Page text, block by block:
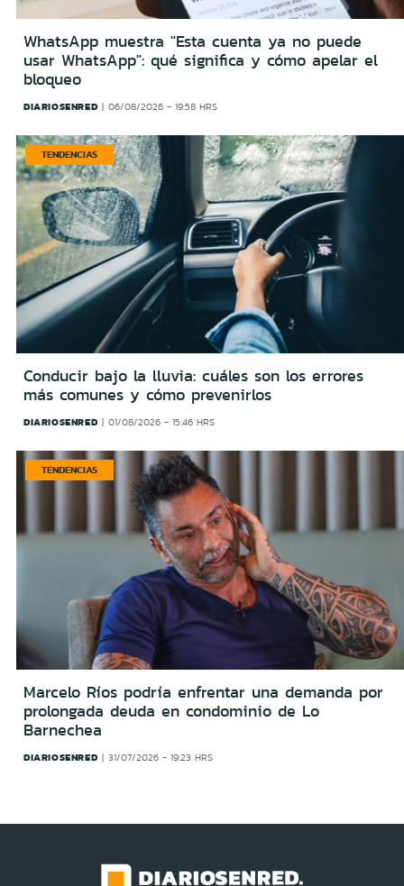
WhatsApp muestra "Esta cuenta ya no puede
usar WhatsApp": qué significa y cómo apelar el
bloqueo
DIARIOSENRED 06/08/2026 - 19:58 HRS
TENDENCIAS
Conducir bajo la lluvia: cuáles son los errores
más comunes y cómo prevenirlos
DIARIOSENRED 01/08/2026 - 15:46 HRS
TENDENCIAS
Marcelo Ríos podría enfrentar una demanda por
prolongada deuda en condominio de Lo
Barnechea
DIARIOSENRED 31/07/2026 - 19:23 HRS